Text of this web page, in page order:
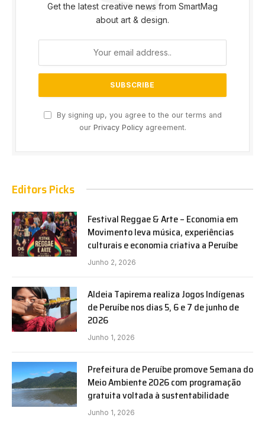
Get the latest creative news from SmartMag
about art & design.
By signing up, you agree to the our terms and
our Privacy Policyagreement.
Editors Picks
Festival Reggae & Arte – Economia em
Movimento leva música, experiências
culturais e economia criativa a Peruíbe
Junho 2, 2026
Aldeia Tapirema realiza Jogos Indígenas
de Peruíbe nos dias 5, 6 e 7 de junho de
2026
Junho 1, 2026
Prefeitura de Peruíbe promove Semana do
Meio Ambiente 2026 com programação
gratuita voltada à sustentabilidade
Junho 1, 2026